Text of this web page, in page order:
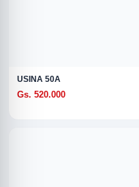
USINA 50A
Gs. 520.000